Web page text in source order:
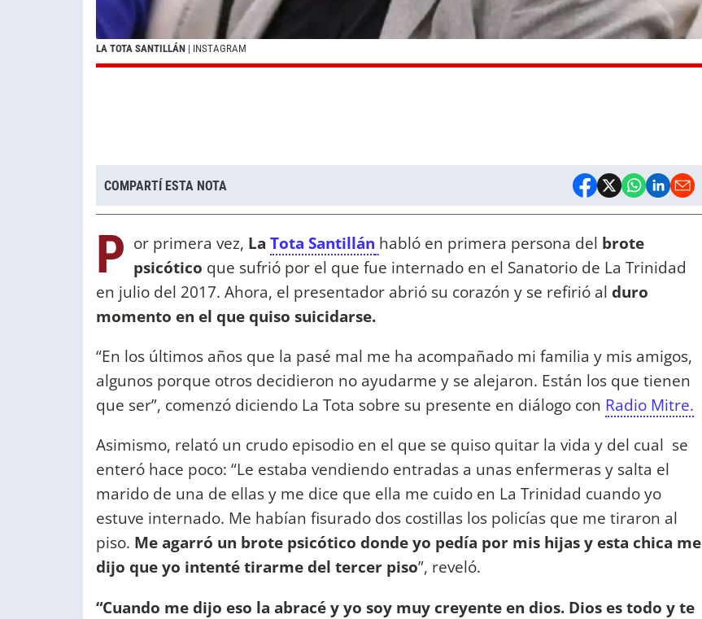
LA TOTA SANTILLÁN | INSTAGRAM
COMPARTÍ ESTA NOTA
P or primera vez, La Tota Santillán habló en primera persona del brote
psicótico que sufrió por el que fue internado en el Sanatorio de La Trinidad
en julio del 2017. Ahora, el presentador abrió su corazón y se refirió al duro
momento en el que quiso suicidarse.
“En los últimos años que la pasé mal me ha acompañado mi familia y mis amigos,
algunos porque otros decidieron no ayudarme y se alejaron. Están los que tienen
que ser”, comenzó diciendo La Tota sobre su presente en diálogo con Radio Mitre.
Asimismo, relató un crudo episodio en el que se quiso quitar la vida y del cual se
enteró hace poco: “Le estaba vendiendo entradas a unas enfermeras y salta el
marido de una de ellas y me dice que ella me cuido en La Trinidad cuando yo
estuve internado. Me habían fisurado dos costillas los policías que me tiraron al
piso. Me agarró un brote psicótico donde yo pedía por mis hijas y esta chica me
dijo que yo intenté tirarme del tercer piso”, reveló.
“Cuando me dijo eso la abracé y yo soy muy creyente en dios. Dios es todo y te